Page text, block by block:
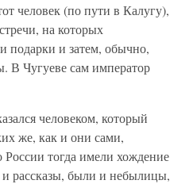
человек (по пути в Калугу),
на которых
подарки и затем, обычно,
В Чугуеве сам император
человеком, который
же, как и они сами,
тогда имели хождение
рассказы, были и небылицы,